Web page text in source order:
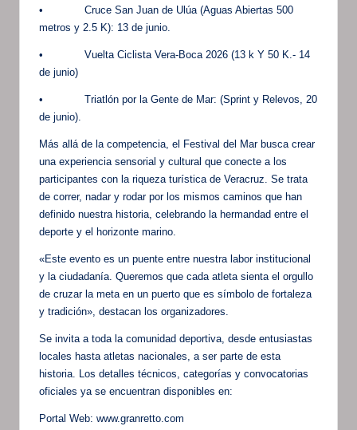
• Cruce San Juan de Ulúa (Aguas Abiertas 500
metros y 2.5 K): 13 de junio.
• Vuelta Ciclista Vera-Boca 2026 (13 k Y 50 K.- 14
de junio)
• Triatlón por la Gente de Mar: (Sprint y Relevos, 20
de junio).
Más allá de la competencia, el Festival del Mar busca crear
una experiencia sensorial y cultural que conecte a los
participantes con la riqueza turística de Veracruz. Se trata
de correr, nadar y rodar por los mismos caminos que han
definido nuestra historia, celebrando la hermandad entre el
deporte y el horizonte marino.
«Este evento es un puente entre nuestra labor institucional
y la ciudadanía. Queremos que cada atleta sienta el orgullo
de cruzar la meta en un puerto que es símbolo de fortaleza
y tradición», destacan los organizadores.
Se invita a toda la comunidad deportiva, desde entusiastas
locales hasta atletas nacionales, a ser parte de esta
historia. Los detalles técnicos, categorías y convocatorias
oficiales ya se encuentran disponibles en:
Portal Web: www.granretto.com